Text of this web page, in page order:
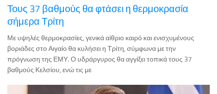
Τους 37 βαθμούς θα φτάσει η θερμοκρασία
σήμερα Τρίτη
Με υψηλές θερμοκρασίες, γενικά αίθριο καιρό και ενισχυμένους
βοριάδες στο Αιγαίο θα κυλήσει η Τρίτη, σύμφωνα με την
πρόγνωση της ΕΜΥ. Ο υδράργυρος θα αγγίξει τοπικά τους 37
βαθμούς Κελσίου, ενώ τις με